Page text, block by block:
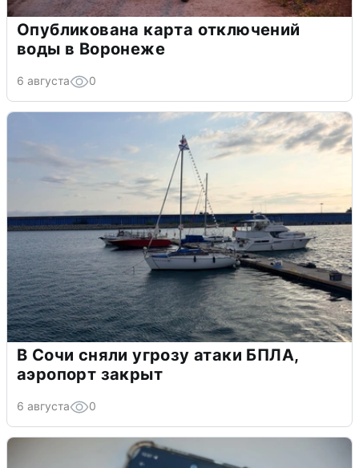
Опубликована карта отключений
воды в Воронеже
6 августа 0
В Сочи сняли угрозу атаки БПЛА,
аэропорт закрыт
6 августа 0